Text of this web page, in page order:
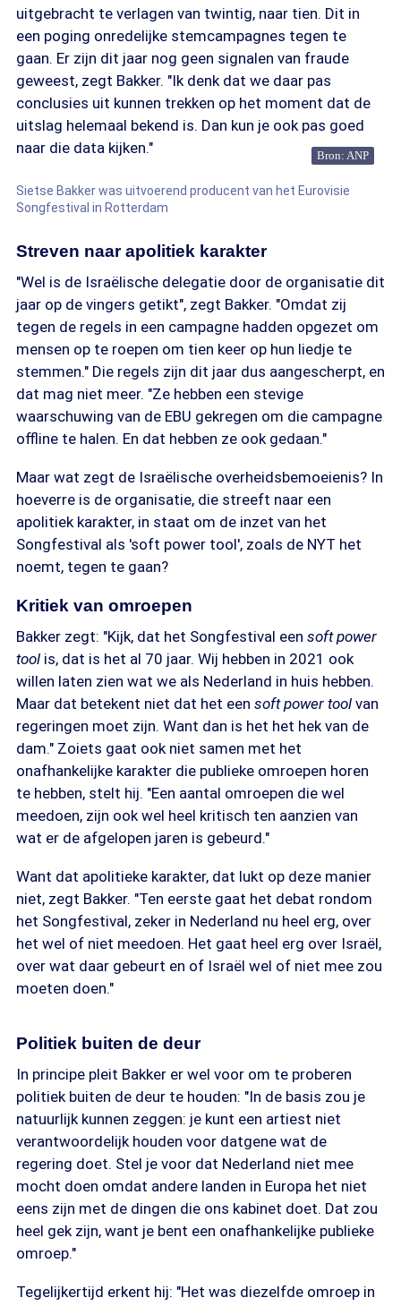
uitgebracht te verlagen van twintig, naar tien. Dit in
een poging onredelijke stemcampagnes tegen te
gaan. Er zijn dit jaar nog geen signalen van fraude
geweest, zegt Bakker. "Ik denk dat we daar pas
conclusies uit kunnen trekken op het moment dat de
uitslag helemaal bekend is. Dan kun je ook pas goed
naar die data kijken."
Bron: ANP
Sietse Bakker was uitvoerend producent van het Eurovisie
Songfestival in Rotterdam
Streven naar apolitiek karakter
"Wel is de Israëlische delegatie door de organisatie dit
jaar op de vingers getikt", zegt Bakker. "Omdat zij
tegen de regels in een campagne hadden opgezet om
mensen op te roepen om tien keer op hun liedje te
stemmen." Die regels zijn dit jaar dus aangescherpt, en
dat mag niet meer. "Ze hebben een stevige
waarschuwing van de EBU gekregen om die campagne
offline te halen. En dat hebben ze ook gedaan."
Maar wat zegt de Israëlische overheidsbemoeienis? In
hoeverre is de organisatie, die streeft naar een
apolitiek karakter, in staat om de inzet van het
Songfestival als 'soft power tool', zoals de NYT het
noemt, tegen te gaan?
Kritiek van omroepen
Bakker zegt: "Kijk, dat het Songfestival een soft power
tool is, dat is het al 70 jaar. Wij hebben in 2021 ook
willen laten zien wat we als Nederland in huis hebben.
Maar dat betekent niet dat het een soft power tool van
regeringen moet zijn. Want dan is het het hek van de
dam." Zoiets gaat ook niet samen met het
onafhankelijke karakter die publieke omroepen horen
te hebben, stelt hij. "Een aantal omroepen die wel
meedoen, zijn ook wel heel kritisch ten aanzien van
wat er de afgelopen jaren is gebeurd."
Want dat apolitieke karakter, dat lukt op deze manier
niet, zegt Bakker. "Ten eerste gaat het debat rondom
het Songfestival, zeker in Nederland nu heel erg, over
het wel of niet meedoen. Het gaat heel erg over Israël,
over wat daar gebeurt en of Israël wel of niet mee zou
moeten doen."
Politiek buiten de deur
In principe pleit Bakker er wel voor om te proberen
politiek buiten de deur te houden: "In de basis zou je
natuurlijk kunnen zeggen: je kunt een artiest niet
verantwoordelijk houden voor datgene wat de
regering doet. Stel je voor dat Nederland niet mee
mocht doen omdat andere landen in Europa het niet
eens zijn met de dingen die ons kabinet doet. Dat zou
heel gek zijn, want je bent een onafhankelijke publieke
omroep."
Tegelijkertijd erkent hij: "Het was diezelfde omroep in